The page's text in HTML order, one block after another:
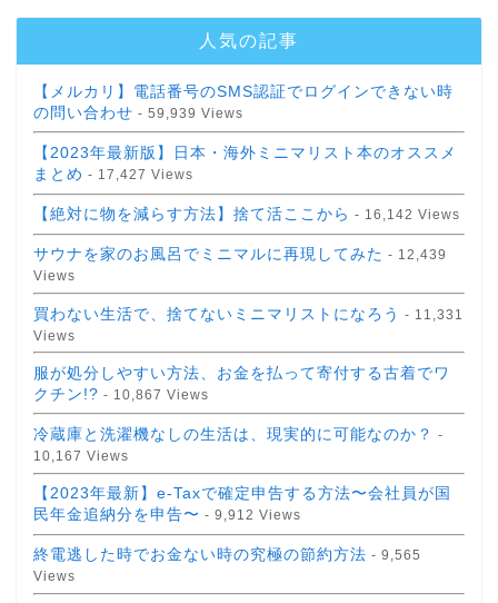
人気の記事
【メルカリ】電話番号のSMS認証でログインできない時
の問い合わせ - 59,939 Views
【2023年最新版】日本・海外ミニマリスト本のオススメ
まとめ - 17,427 Views
【絶対に物を減らす方法】捨て活ここから - 16,142 Views
サウナを家のお風呂でミニマルに再現してみた - 12,439
Views
買わない生活で、捨てないミニマリストになろう - 11,331
Views
服が処分しやすい方法、お金を払って寄付する古着でワ
クチン!? - 10,867 Views
冷蔵庫と洗濯機なしの生活は、現実的に可能なのか？ -
10,167 Views
【2023年最新】e-Taxで確定申告する方法〜会社員が国
民年金追納分を申告〜 - 9,912 Views
終電逃した時でお金ない時の究極の節約方法 - 9,565
Views